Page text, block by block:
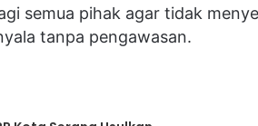
semua pihak agar tidak
tanpa pengawasan.